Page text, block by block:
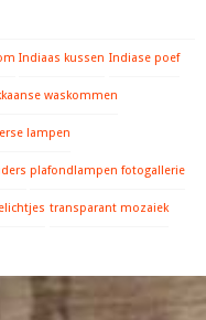
Indiaas kussen Indiase poef
waskommen
lampen
plafondlampen fotogallerie
transparant mozaiek